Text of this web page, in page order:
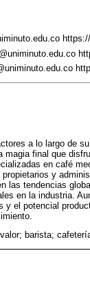
a lo largo de
final que
en café
y
las tendencias
en la industria.
y el potencial
barista;